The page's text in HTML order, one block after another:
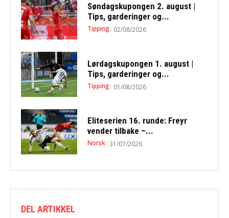
Søndagskupongen 2. august |
Tips, garderinger og...
Tipping 02/08/2026
Lørdagskupongen 1. august |
Tips, garderinger og...
Tipping 01/08/2026
Eliteserien 16. runde: Freyr
vender tilbake –...
Norsk 31/07/2026
DEL ARTIKKEL